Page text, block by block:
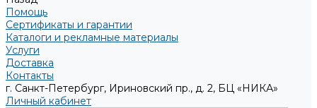
Помощь
Сертификаты и гарантии
Каталоги и рекламные материалы
Услуги
Доставка
Контакты
г. Санкт-Петербург, Ириновский пр., д. 2, БЦ «НИКА»
Личный кабинет